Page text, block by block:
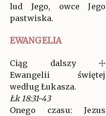
lud Jego, owce Jego
pastwiska.
EWANGELIA
Ciąg dalszy ☩
Ewangelii świętej
według Łukasza.
Łk 18:31-43
Onego czasu: Jezus